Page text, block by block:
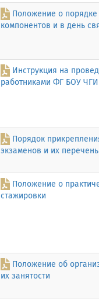
Положение о
компонентов и в день
Инструкция на
работниками ФГ БОУ
Порядок
экзаменов и их перечень
Положение о
стажировки
Положение об
их занятости